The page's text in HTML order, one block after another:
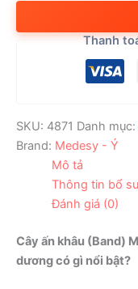
Thanh
SKU: 4871 Danh mục:
Brand: Medesy - Ý
Mô tả
Thông tin bổ
Đánh giá (0)
Cây ấn khâu (Band)
dương có gì nổi bật?